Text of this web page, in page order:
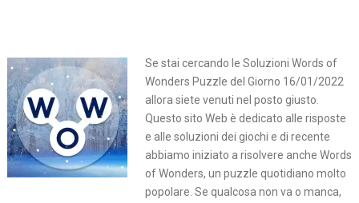
Se stai cercando le Soluzioni Words of
Wonders Puzzle del Giorno 16/01/2022
allora siete venuti nel posto giusto.
Questo sito Web è dedicato alle risposte
e alle soluzioni dei giochi e di recente
abbiamo iniziato a risolvere anche Words
of Wonders, un puzzle quotidiano molto
popolare. Se qualcosa non va o manca,